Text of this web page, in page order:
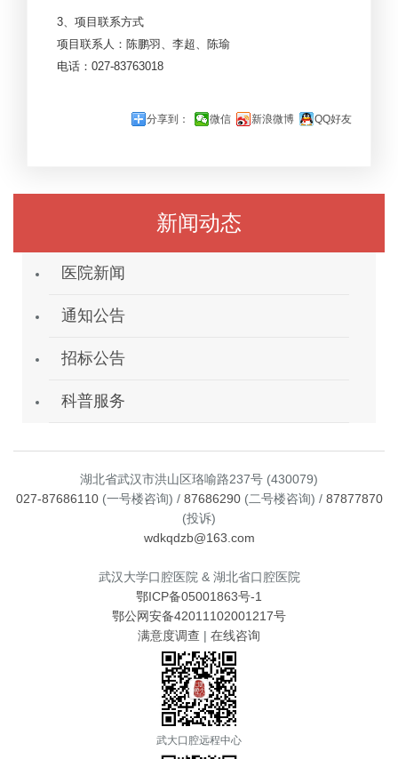
3、项目联系方式
项目联系人：陈鹏羽、李超、陈瑜
电话：027-83763018
分享到： 微信 新浪微博 QQ好友
新闻动态
医院新闻
通知公告
招标公告
科普服务
湖北省武汉市洪山区珞喻路237号 (430079)
027-87686110(一号楼咨询) / 87686290(二号楼咨询) / 87877870
(投诉)
wdkqdzb@163.com
武汉大学口腔医院 & 湖北省口腔医院
鄂ICP备05001863号-1
鄂公网安备42011102001217号
满意度调查 | 在线咨询
武大口腔远程中心